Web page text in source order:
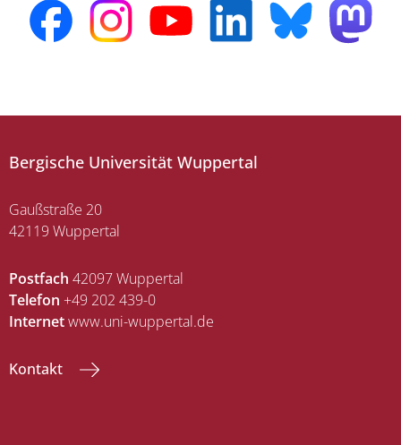
Bergische Universität Wuppertal
Gaußstraße 20
42119 Wuppertal
Postfach 42097 Wuppertal
Telefon +49 202 439-0
Internetwww.uni-wuppertal.de
Kontakt